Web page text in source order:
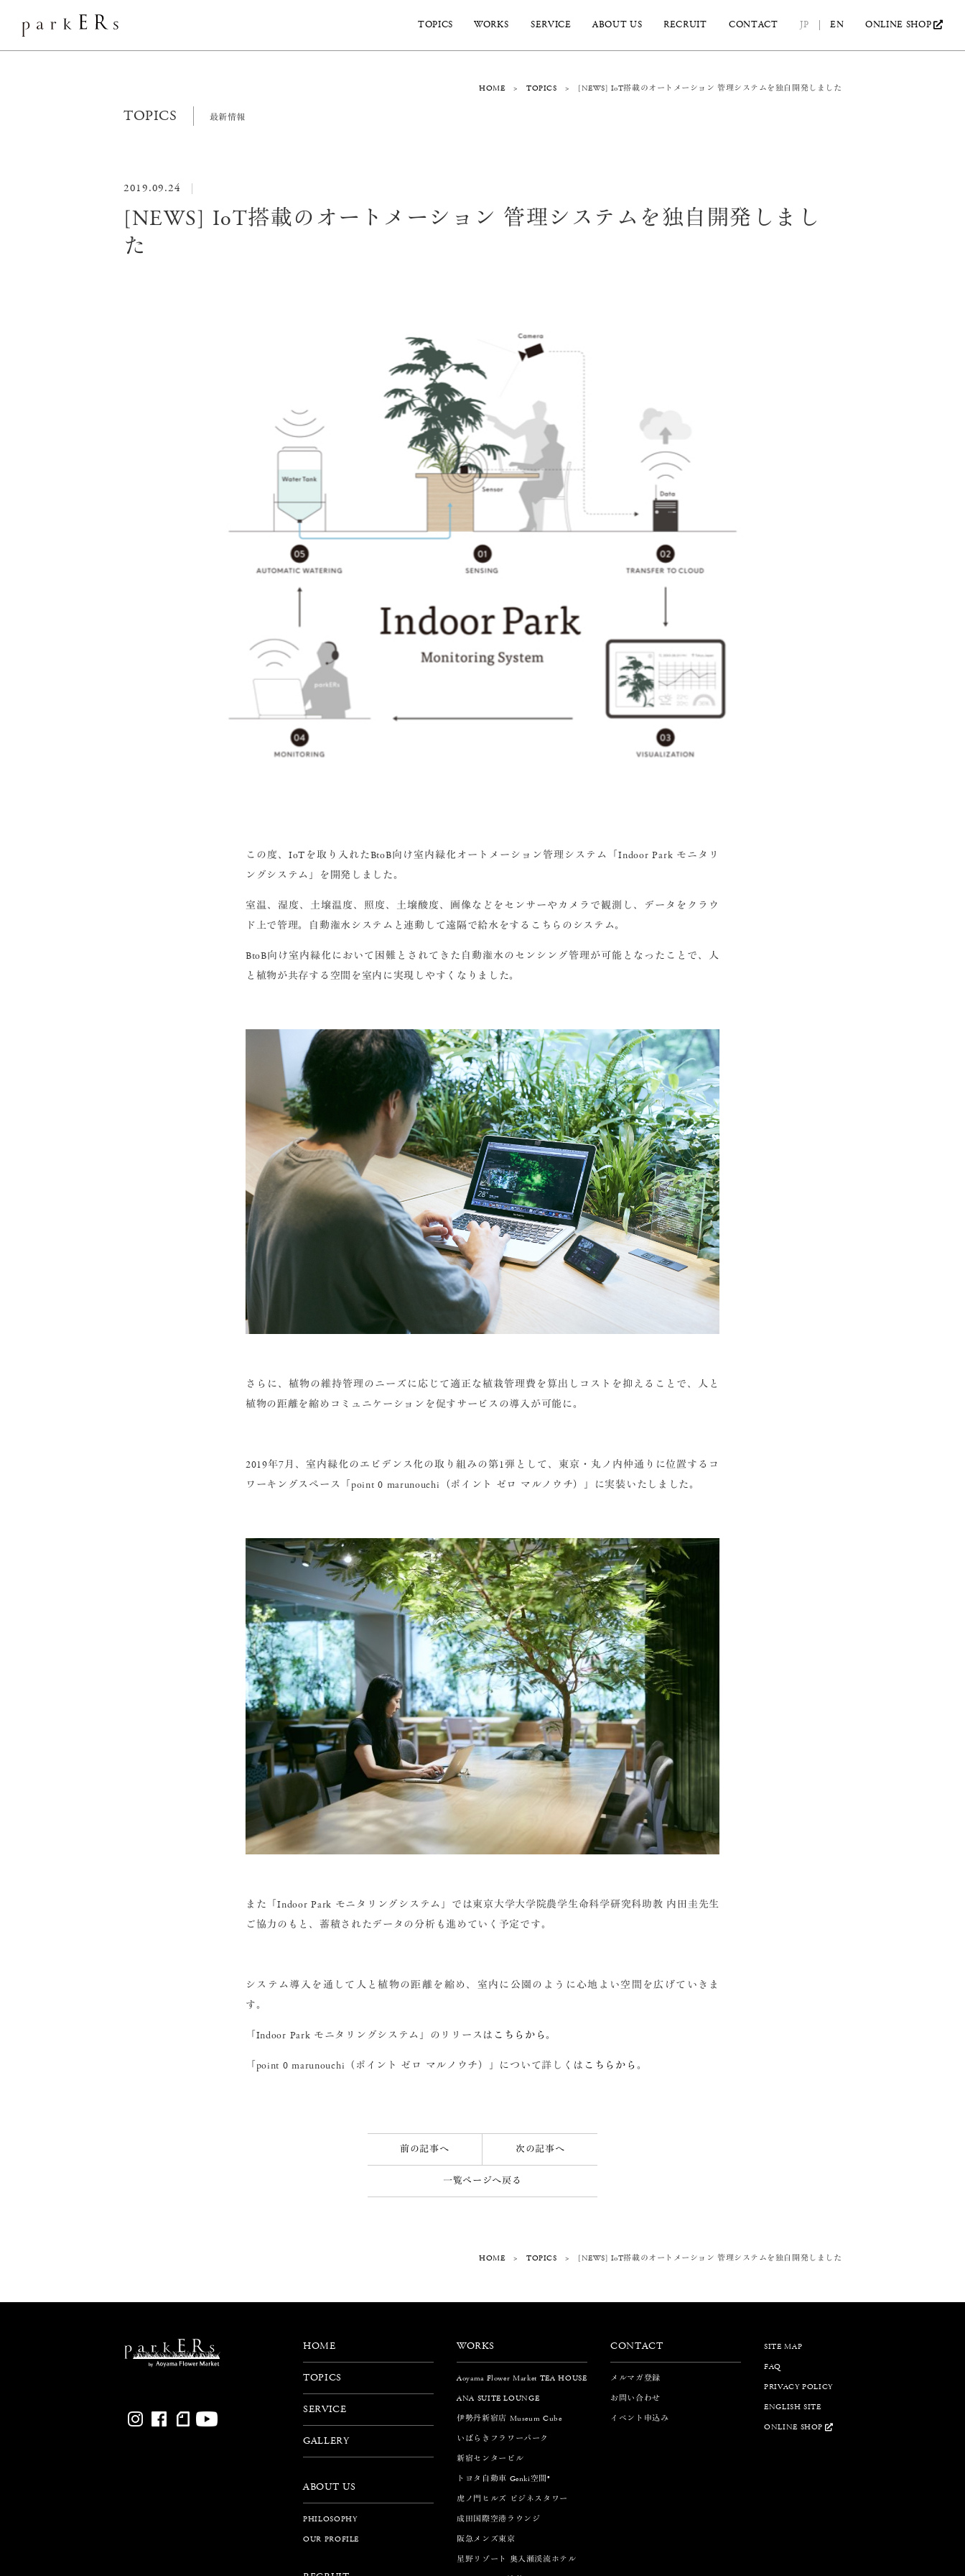
TOPICS WORKS SERVICE ABOUT US RECRUIT CONTACT JP EN ONLINE SHOP
HOME> TOPICS> [NEWS] IoT搭載のオートメーション 管理システムを独自開発しました
TOPICS 最新情報
2019.09.24
[NEWS] IoT搭載のオートメーション 管理システムを独自開発しまし
た
この度、IoTを取り入れたBtoB向け室内緑化オートメーション管理システム「Indoor Park モニタリ
ングシステム」を開発しました。
室温、湿度、土壌温度、照度、土壌酸度、画像などをセンサーやカメラで観測し、データをクラウ
ド上で管理。自動潅水システムと連動して遠隔で給水をするこちらのシステム。
BtoB向け室内緑化において困難とされてきた 自動潅水のセンシング管理が可能となったことで、人
と植物が共存する空間を室内に実現しやすくなりました。
さらに、植物の維持管理のニーズに応じて適正な植栽管理費を算出しコストを抑えることで、人と
植物の距離を縮めコミュニケーションを促すサービスの導入が可能に。
2019年7月、室内緑化のエビデンス化の取り組みの第1弾として、東京・丸ノ内仲通りに位置するコ
ワーキングスペース「point 0 marunouchi（ポイント ゼロ マルノウチ）」に実装いたしました。
また「Indoor Park モニタリングシステム」では東京大学大学院農学生命科学研究科助教 内田圭先生
ご協力のもと、蓄積されたデータの分析も進めていく予定です。
システム導入を通して人と植物の距離を縮め、室内に公園のように心地よい空間を広げていきま
す。
「Indoor Park モニタリングシステム」のリリースは こちらから。
「point 0 marunouchi（ポイント ゼロ マルノウチ）」について詳しくは こちらから 。
前の記事へ 次の記事へ
一覧ページへ戻る
HOME> TOPICS> [NEWS] IoT搭載のオートメーション 管理システムを独自開発しました
HOME
TOPICS
SERVICE
GALLERY
ABOUT US
PHILOSOPHY
OUR PROFILE
WORKS
Aoyama Flower Market TEA HOUSE
ANA SUITE LOUNGE
伊勢丹新宿店 Museum Cube
いばらきフラワーパーク
新宿センタービル
トヨタ自動車 Genki空間®
虎ノ門ヒルズ ビジネスタワー
成田国際空港ラウンジ
阪急メンズ東京
星野リゾート 奥入瀬渓流ホテル
CONTACT
メルマガ登録
お問い合わせ
イベント申込み
SITE MAP
FAQ
PRIVACY POLICY
ENGLISH SITE
ONLINE SHOP